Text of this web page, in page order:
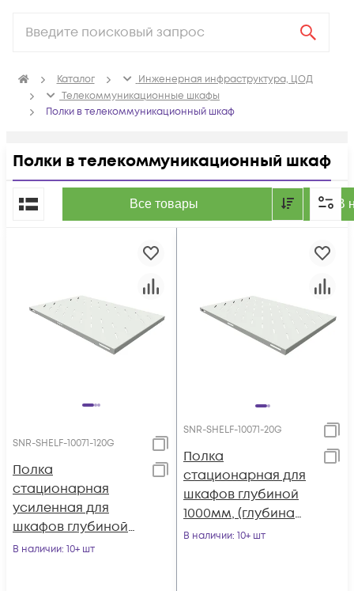
Каталог
Инженерная инфраструктура, ЦОД
Телекоммуникационные шкафы
Полки в телекоммуникационный шкаф
Полки в телекоммуникационный шкаф
Все товары В
По популярности
SNR-SHELF-10071-120G
Полка
стационарная
усиленная для
шкафов глубиной
1000мм, (глубина
В наличии: 10+ шт
SNR-SHELF-10071-20G
Полка
стационарная для
шкафов глубиной
1000мм, (глубина
полки 710мм)
В наличии: 10+ шт